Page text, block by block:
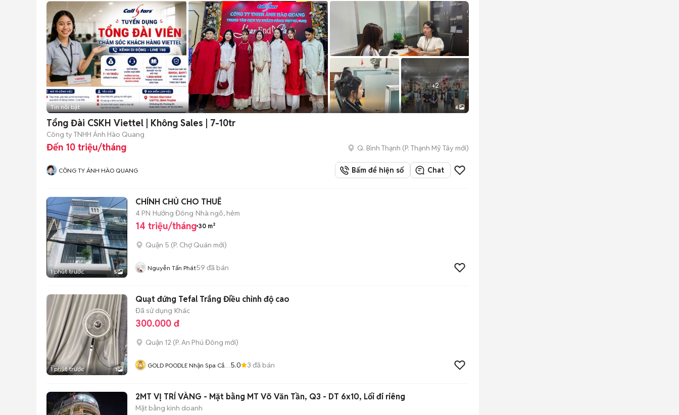
+2
Tin nổi bật 6
Tổng Đài CSKH Viettel | Không Sales | 7-10tr
Công ty TNHH Ánh Hào Quang
Đến 10 triệu/tháng Q. Bình Thạnh (P. Thạnh Mỹ Tây mới)
CÔNG TY ÁNH HÀO QUANG Bấm để hiện số Chat
1 phút trước 5
CHÍNH CHỦ CHO THUÊ
4 PN Hướng Đông Nhà ngõ, hẻm
14 triệu/tháng 30 m²
Quận 5 (P. Chợ Quán mới)
Nguyễn Tấn Phát59 đã bán
1 phút trước 1
Quạt đứng Tefal Trắng Điều chỉnh độ cao
Đã sử dụng Khác
300.000 đ
Quận 12 (P. An Phú Đông mới)
GOLD POODLE Nhận Spa Cắt
5.0 3 đã bán
2MT VỊ TRÍ VÀNG - Mặt bằng MT Võ Văn Tần, Q3 - DT 6x10, Lối đi riêng
Mặt bằng kinh doanh